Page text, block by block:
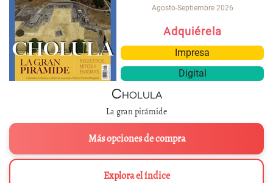
Agosto-Septiembre 2026
Adquiérela
Impresa
Digital
Cholula
La gran pirámide
Más opciones de compra
Explora el índice